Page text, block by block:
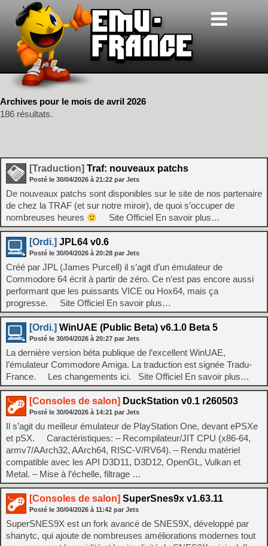
Archives pour le mois de avril 2026
186 résultats.
[Traduction] Traf: nouveaux patchs
Posté le 30/04/2026 à 21:22 par Jets
De nouveaux patchs sont disponibles sur le site de nos partenaire
de chez la TRAF (et sur notre miroir), de quoi s’occuper de
nombreuses heures
Site Officiel En savoir plus…
[Ordi.] JPL64 v0.6
Posté le 30/04/2026 à 20:28 par Jets
Créé par JPL (James Purcell) il s’agit d’un émulateur de
Commodore 64 écrit à partir de zéro. Ce n’est pas encore aussi
performant que les puissants VICE ou Hox64, mais ça
progresse. Site Officiel En savoir plus…
[Ordi.] WinUAE (Public Beta) v6.1.0 Beta 5
Posté le 30/04/2026 à 20:27 par Jets
La dernière version béta publique de l’excellent WinUAE,
l’émulateur Commodore Amiga. La traduction est signée Tradu-
France. Les changements ici. Site Officiel En savoir plus…
[Consoles de salon] DuckStation v0.1 r260503
Posté le 30/04/2026 à 14:21 par Jets
Il s’agit du meilleur émulateur de PlayStation One, devant ePSXe
et pSX. Caractéristiques: – Recompilateur/JIT CPU (x86-64,
armv7/AArch32, AArch64, RISC-V/RV64). – Rendu matériel
compatible avec les API D3D11, D3D12, OpenGL, Vulkan et
Metal. – Mise à l’échelle, filtrage …
[Consoles de salon] SuperSnes9x v1.63.11
Posté le 30/04/2026 à 11:42 par Jets
SuperSNES9X est un fork avancé de SNES9X, développé par
shanytc, qui ajoute de nombreuses améliorations modernes tout